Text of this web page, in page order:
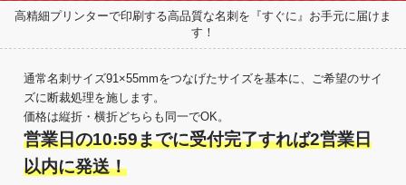
高精細プリンターで印刷する高品質な名刺を『すぐに』お手元に届けま
す！
通常名刺サイズ91×55mmをつなげたサイズを基本に、ご希望のサイ
ズに断裁処理を施します。
価格は縦折・横折どちらも同一でOK。
営業日の10:59までに受付完了すれば2営業日
以内に発送！